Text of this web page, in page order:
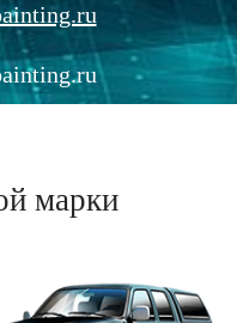
марки